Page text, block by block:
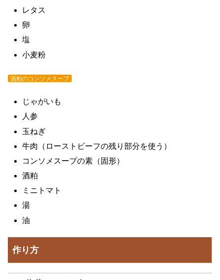
レタス
卵
塩
小麦粉
酒粕のコンソメスープ
じゃがいも
人参
玉ねぎ
牛肉（ローストビーフの残り部分を使う）
コンソメスープの素（固形）
酒粕
ミニトマト
湯
油
作り方